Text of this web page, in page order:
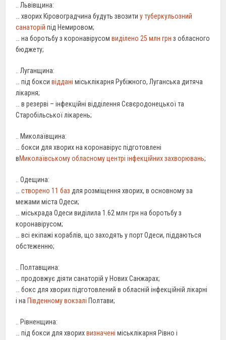
.. Львівщина:
… хворих Кіровоградчина будуть звозитиу туберкульозний
санаторій під Немировом;
… на боротьбу з коронавірусомвиділено 25 млн грн з обласного
бюджету;
.. Луганщина:
… під боксивіддані міськлікарня Рубіжного, Луганська дитяча
лікарня;
… в резерві – інфекційні відділення Сєвєродонецької та
Старобільської лікарень;
.. Миколаївщина:
… бокси для хворих на коронавірус підготовлені
вМиколаївському обласному центрі інфекційних захворювань;
.. Одещина:
…створено 11 баз для розміщення хворих, в основному за
межами міста Одеси;
… міськрада Одеси виділила 1.62 млн грн на боротьбу з
коронавірусом;
… всі екіпажі кораблів, що заходять у порт Одеси, піддаються
обстеженню;
.. Полтавщина:
… продовжує діяти санаторій у Нових Санжарах;
… бокс для хворих підготовлений в обласній інфекційній лікарні
і на Південному вокзалі Полтави;
.. Рівненщина:
… під бокси для хворихвизначені міськлікарня Рівно і